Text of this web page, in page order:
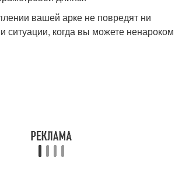
вашей арке не повредят ни
ситуации, когда вы можете ненароком